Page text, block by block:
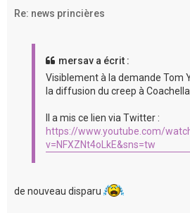
Re: news princières
mersav a écrit :
Visiblement à la demande Tom
la diffusion du creep à Coachella.
Il a mis ce lien via Twitter :
https://www.youtube.com/
v=NFXZNt4oLkE&sns=tw
de nouveau disparu